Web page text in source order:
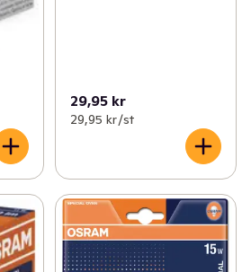
29,95 kr
29,95 kr /st